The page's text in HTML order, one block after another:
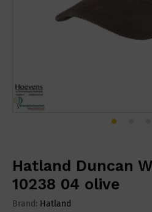
Hatland Duncan
10238 04 olive
Brand: Hatland